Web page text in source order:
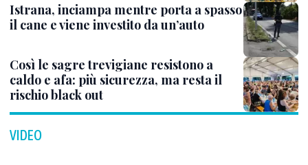
Istrana, inciampa mentre porta a spasso
il cane e viene investito da un’auto
Così le sagre trevigiane resistono a
caldo e afa: più sicurezza, ma resta il
rischio black out
VIDEO